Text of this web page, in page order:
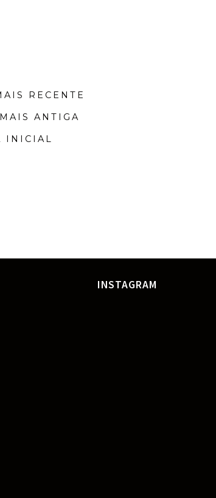
RECENTE
ANTIGA
INICIAL
INSTAGRAM